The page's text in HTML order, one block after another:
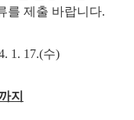
를 제출 바랍니다.
1. 17.(수)
지